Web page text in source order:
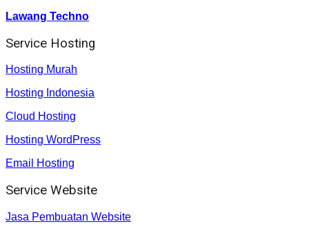
Lawang Techno
Service Hosting
Hosting Murah
Hosting Indonesia
Cloud Hosting
Hosting WordPress
Email Hosting
Service Website
Jasa Pembuatan Website